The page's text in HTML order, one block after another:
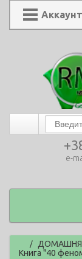
e-
Главная
/
Книга "40